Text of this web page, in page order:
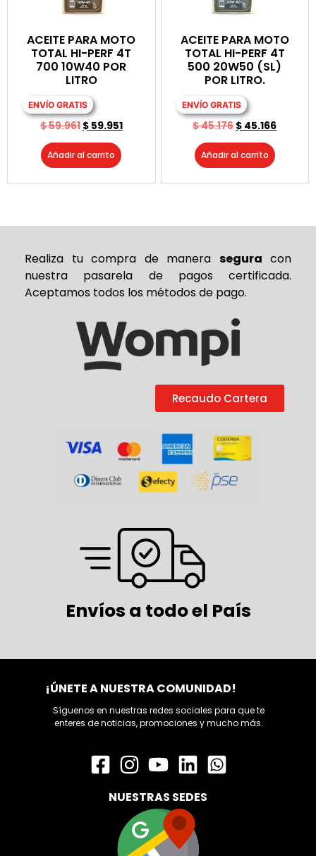
ACEITE PARA MOTO
TOTAL HI-PERF 4T
700 10W40 POR
LITRO
ENVÍO GRATIS
$59.961 $59.951
Añadir al carrito
ACEITE PARA MOTO
TOTAL HI-PERF 4T
500 20W50 (SL)
POR LITRO.
ENVÍO GRATIS
$45.176$ 45.166
Añadir al carrito
Realiza tu compra de manera segura con
nuestra pasarela de pagos certificada.
Aceptamos todos los métodos de pago.
Recaudo Cartera
Envíos a todo el País
¡ÚNETE A NUESTRA COMUNIDAD!
Síguenos en nuestras redes sociales para que te
enteres de noticias, promociones y mucho más.
NUESTRAS SEDES